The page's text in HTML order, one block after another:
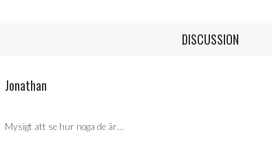
DISCUSSION
Jonathan
Mysigt att se hur noga de är…